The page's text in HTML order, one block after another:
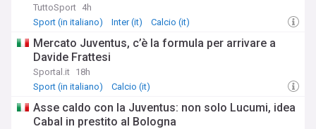
TuttoSport 4h
Sport (in italiano)
Inter (it) Calcio (it)
Mercato Juventus, c’è la formula per arrivare a
Davide Frattesi
Sportal.it 18h
Sport (in italiano)
Calcio (it)
Asse caldo con la Juventus: non solo Lucumi, idea
Cabal in prestito al Bologna